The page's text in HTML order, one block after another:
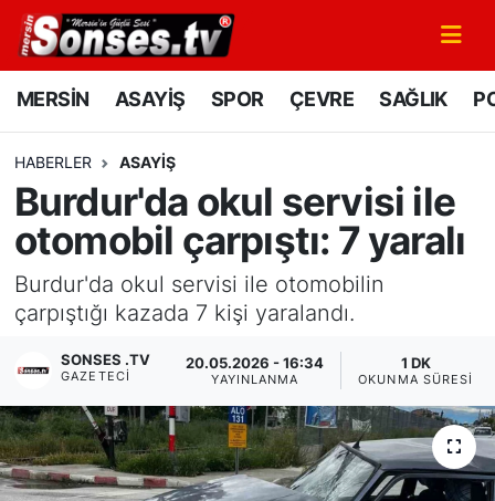
MERSİN ASAYİŞ SPOR ÇEVRE SAĞLIK
HABERLER ASAYİŞ
Burdur'da okul servisi ile
otomobil çarpıştı: 7 yaralı
Burdur'da okul servisi ile otomobilin
çarpıştığı kazada 7 kişi yaralandı.
SONSES .TV
GAZETECI
20.05.2026 - 16:34
YAYINLANMA
1 DK
OKUNMA SÜRESI
MERSİN
SPOR
GÜNÜN MANŞETİ
DÜNYA
KÜLTÜR - SANAT
MAGAZİN
SAĞLIK
Mersin Nöbetçi Eczaneler
Mersin Namaz Vakitleri
Mersin Trafik Yoğunluk Haritası
Süper Lig Puan Durumu ve Fikstür
Tüm Manşetler
Son Dakika Haberleri
Haber Arşivi